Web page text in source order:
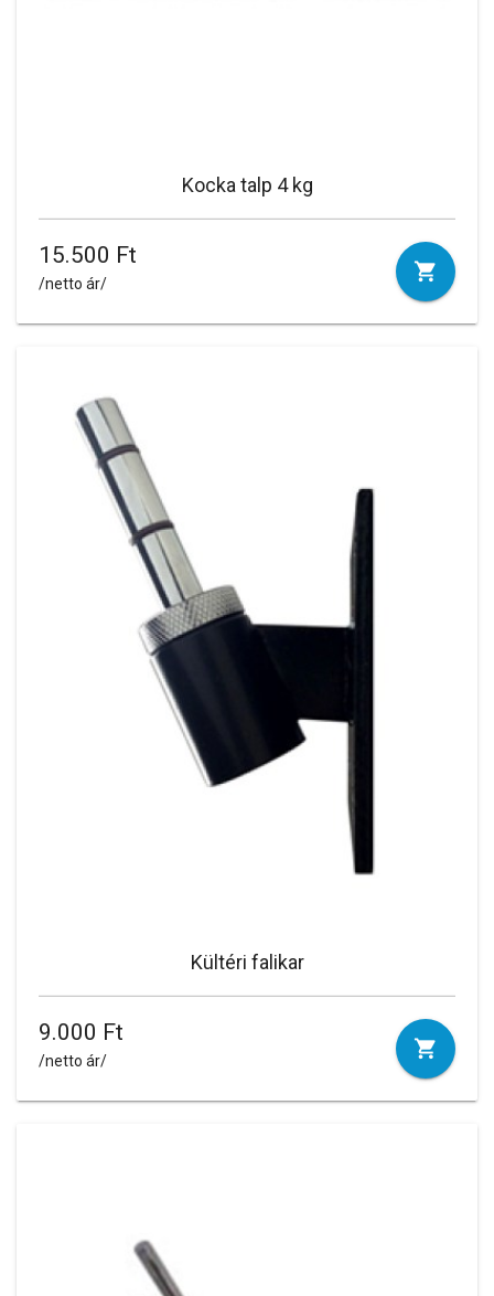
Kocka talp 4 kg
15.500 Ft
/netto ár/
Kültéri falikar
9.000 Ft
/netto ár/